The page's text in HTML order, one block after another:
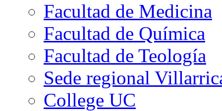
Facultad de Medicina
Facultad de Química
Facultad de Teología
Sede regional
College UC